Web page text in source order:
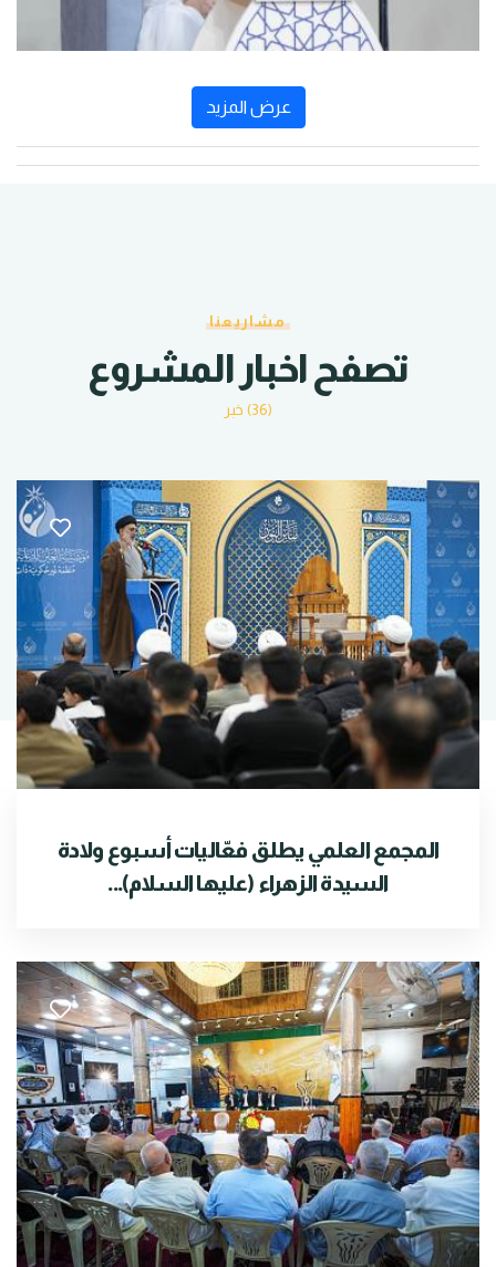
عرض المزيد
مشاريعنا
تصفح اخبار المشروع
(36) خبر
المجمع العلمي يطلق فعّاليات أسبوع ولادة
السيدة الزهراء (عليها السلام)...